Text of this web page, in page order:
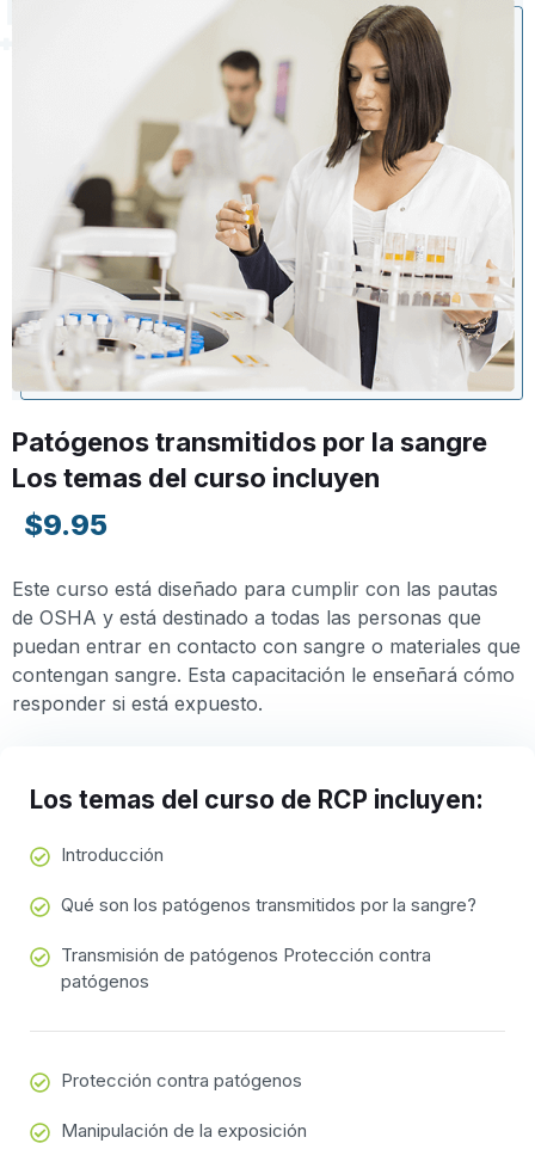
Patógenos transmitidos por la sangre
Los temas del curso incluyen
$9.95
Este curso está diseñado para cumplir con las pautas
de OSHA y está destinado a todas las personas que
puedan entrar en contacto con sangre o materiales que
contengan sangre. Esta capacitación le enseñará cómo
responder si está expuesto.
Los temas del curso de RCP incluyen:
Introducción
Qué son los patógenos transmitidos por la sangre?
Transmisión de patógenos Protección contra
patógenos
Protección contra patógenos
Manipulación de la exposición